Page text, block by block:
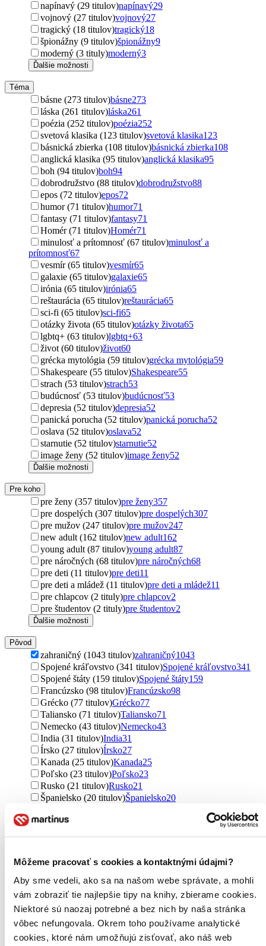
Môžeme pracovať s cookies a kontaktnými údajmi?
Aby sme vedeli, ako sa na našom webe správate, a mohli
vám zobraziť tie najlepšie tipy na knihy, zbierame cookies.
Niektoré sú naozaj potrebné a bez nich by naša stránka
vôbec nefungovala. Okrem toho používame analytické
cookies, ktoré nám umožňujú zisťovať, ako náš web
napínavý (29 titulov)napínavý29
vojnový (27 titulov)vojnový27
tragický (18 titulov)tragický18
špionážny (9 titulov)špionážny9
moderný (3 tituly)moderný3
Ďalšie možnosti
Téma
básne (273 titulov)básne273
láska (261 titulov)láska261
poézia (252 titulov)poézia252
svetová klasika (123 titulov)svetová klasika123
básnická zbierka (108 titulov)básnická zbierka108
anglická klasika (95 titulov)anglická klasika95
boh (94 titulov)boh94
dobrodružstvo (88 titulov)dobrodružstvo88
epos (72 titulov)epos72
humor (71 titulov)humor71
fantasy (71 titulov)fantasy71
Homér (71 titulov)Homér71
minulosť a prítomnosť (67 titulov)minulosť a
prítomnosť67
vesmír (65 titulov)vesmír65
galaxie (65 titulov)galaxie65
irónia (65 titulov)irónia65
reštaurácia (65 titulov)reštaurácia65
sci-fi (65 titulov)sci-fi65
otázky života (65 titulov)otázky života65
lgbtq+ (63 titulov)lgbtq+63
život (60 titulov)život60
grécka mytológia (59 titulov)grécka mytológia59
Shakespeare (55 titulov)Shakespeare55
strach (53 titulov)strach53
budúcnosť (53 titulov)budúcnosť53
depresia (52 titulov)depresia52
panická porucha (52 titulov)panická porucha52
oslava (52 titulov)oslava52
starnutie (52 titulov)starnutie52
image ženy (52 titulov)image ženy52
Ďalšie možnosti
Pre koho
pre ženy (357 titulov)pre ženy357
pre dospelých (307 titulov)pre dospelých307
pre mužov (247 titulov)pre mužov247
new adult (162 titulov)new adult162
young adult (87 titulov)young adult87
pre náročných (68 titulov)pre náročných68
pre deti (11 titulov)pre deti11
pre deti a mládež (11 titulov)pre deti a mládež11
pre chlapcov (2 tituly)pre chlapcov2
pre študentov (2 tituly)pre študentov2
Ďalšie možnosti
Pôvod
zahraničný (1043 titulov)zahraničný1043
Spojené kráľovstvo (341 titulov)Spojené kráľovstvo341
Spojené štáty (159 titulov)Spojené štáty159
Francúzsko (98 titulov)Francúzsko98
Grécko (77 titulov)Grécko77
Taliansko (71 titulov)Taliansko71
Nemecko (43 titulov)Nemecko43
India (31 titulov)India31
Írsko (27 titulov)Írsko27
Kanada (25 titulov)Kanada25
Poľsko (23 titulov)Poľsko23
Rusko (21 titulov)Rusko21
Španielsko (20 titulov)Španielsko20
severský (16 titulov)
Čína (14 titulov)
Čína 14
Austrália (11 titulov)
Kolumbia (10 titulov)Kolumbia10
Japonsko (10 titulov)Japonsko 10
Maďarsko (8 titulov)
Maďarsko
Fínsko (7 titulov)
Švédsko (5 titulov)Švédsko5
Chorvátsko (5 titulov)Chorvátsko5